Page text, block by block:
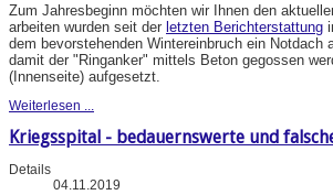
Zum Jahresbeginn möchten wir Ihnen den
arbeiten wurden seit der letzten Berichterstattung
dem bevorstehenden Wintereinbruch ein
damit der "Ringanker" mittels Beton gegossen
(Innenseite) aufgesetzt.
Weiterlesen ...
Kriegsspital - bedauernswerte und
Details
04.11.2019